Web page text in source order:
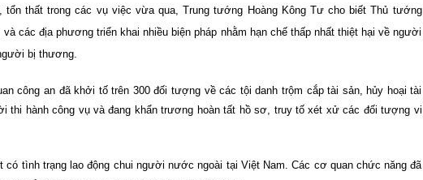
thất trong các vụ việc vừa qua, Trung tướng Hoàng Kông Tư cho biết Thủ tướng
các địa phương triển khai nhiều biện pháp nhằm hạn chế thấp nhất thiệt hại về người
bị thương.
công an đã khởi tố trên 300 đối tượng về các tội danh trộm cắp tài sản, hủy hoại tài
thi hành công vụ và đang khẩn trương hoàn tất hồ sơ, truy tố xét xử các đối tượng vi
có tình trạng lao động chui người nước ngoài tại Việt Nam. Các cơ quan chức năng đã